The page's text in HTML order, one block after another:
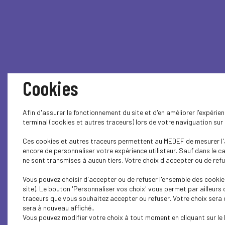
Cookies
Afin d'assurer le fonctionnement du site et d'en améliorer
terminal (cookies et autres traceurs) lors de votre naviguation sur
Ces cookies et autres traceurs permettent au MEDEF de
encore de personnaliser votre expérience utilisteur. Sauf dans le
ne sont transmises à aucun tiers. Votre choix d'accepter ou de
Vous pouvez choisir d'accepter ou de refuser l'ensemble des
site). Le bouton 'Personnaliser vos choix' vous permet par
traceurs que vous souhaitez accepter ou refuser. Votre choix
sera à nouveau affiché..
Vous pouvez modifier votre choix à tout moment en cliquant sur le